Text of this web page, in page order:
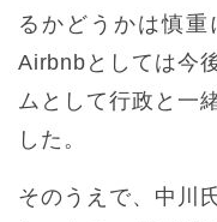
るかどうかは慎重
Airbnbとしては今
ムとして行政と一
した。
そのうえで、中川